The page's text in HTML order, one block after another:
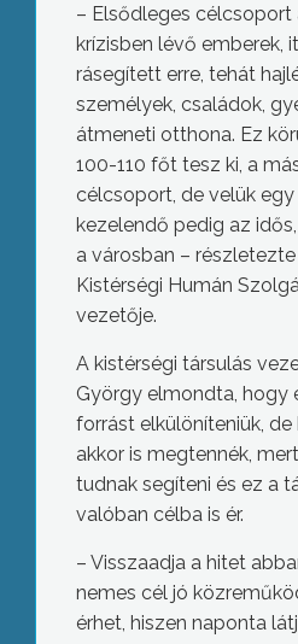
– Elsődleges célcsoport
krízisben lévő emberek,
rásegített erre, tehát
személyek, családok,
átmeneti otthona. Ez
100-110 főt tesz ki, a
célcsoport, de velük egy
kezelendő pedig az
a városban – részletezte
Kistérségi Humán
vezetője.
A kistérségi társulás
György elmondta, hogy
forrást elkülöníteniük, de
akkor is megtennék,
tudnak segíteni és ez a
valóban célba is ér.
– Visszaadja a hitet
nemes cél jó
érhet, hiszen naponta